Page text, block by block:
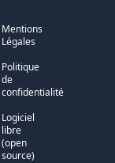
Mentions
Légales
Politique
de
confidentialité
Logiciel
libre
(open
source)